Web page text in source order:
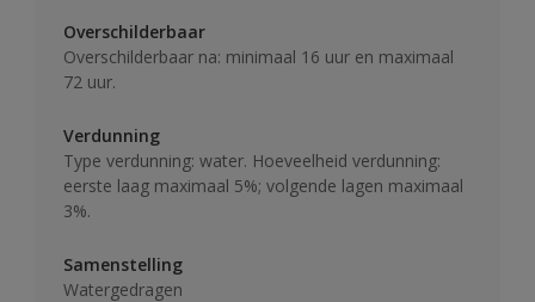
Overschilderbaar
Overschilderbaar na: minimaal 16 uur en maximaal
72 uur.
Verdunning
Type verdunning: water. Hoeveelheid verdunning:
eerste laag maximaal 5%; volgende lagen maximaal
3%.
Samenstelling
Watergedragen